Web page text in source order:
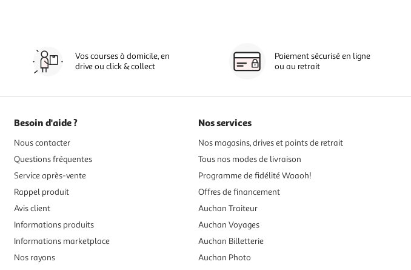
Vos courses à domicile, en
drive ou click & collect
Paiement sécurisé en ligne
ou au retrait
Besoin d'aide ?
Nous contacter
Questions fréquentes
Service après-vente
Rappel produit
Avis client
Informations produits
Informations marketplace
Nos rayons
Nos services
Nos magasins, drives et points de retrait
Tous nos modes de livraison
Programme de fidélité Waaoh!
Offres de financement
Auchan Traiteur
Auchan Voyages
Auchan Billetterie
Auchan Photo